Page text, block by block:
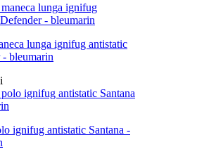
lunga ignifug antistatic
bleumarin
ignifug antistatic Santana -